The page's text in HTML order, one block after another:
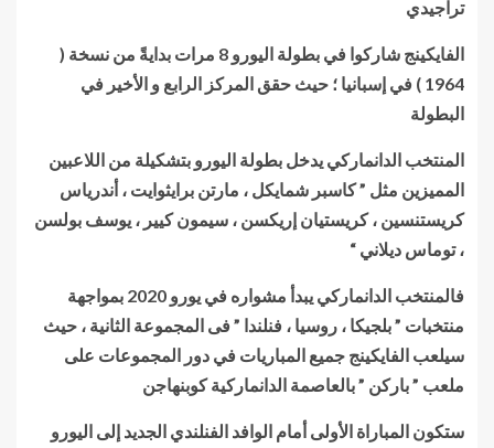
تراجيدي
الفايكينج شاركوا في بطولة اليورو 8 مرات بدايةً من نسخة (
1964 ) في إسبانيا ؛ حيث حقق المركز الرابع و الأخير في
البطولة
المنتخب الدانماركي يدخل بطولة اليورو بتشكيلة من اللاعبين
المميزين مثل ” كاسبر شمايكل ، مارتن برايثوايت ، أندرياس
كريستنسين ، كريستيان إريكسن ، سيمون كيير ، يوسف بولسن
، توماس ديلاني “
فالمنتخب الدانماركي يبدأ مشواره في يورو 2020 بمواجهة
منتخبات ” بلجيكا ، روسيا ، فنلندا ” فى المجموعة الثانية ، حيث
سيلعب الفايكينج جميع المباريات في دور المجموعات على
ملعب ” باركن ” بالعاصمة الدانماركية كوبنهاجن
ستكون المباراة الأولى أمام الوافد الفنلندي الجديد إلى اليورو